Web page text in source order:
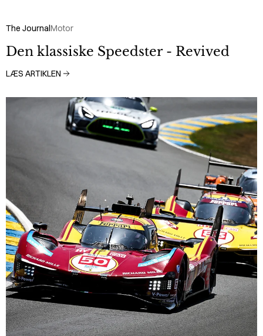
The JournalMotor
Den klassiske Speedster - Revived
LÆS ARTIKLEN